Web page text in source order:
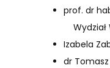
prof. dr
Wydział
Izabela
dr